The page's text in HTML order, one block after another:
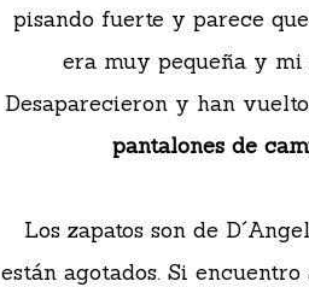
pisando fuerte y parece
era muy pequeña y mi
Desaparecieron y han
pantalones de
Los zapatos son de
están agotados. Si